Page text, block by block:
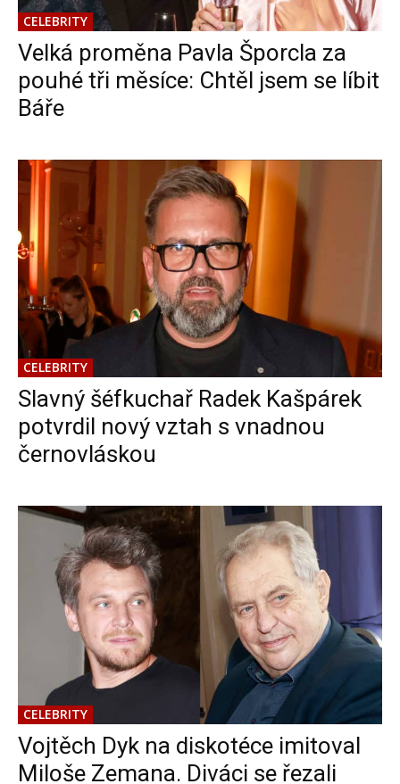
CELEBRITY
Velká proměna Pavla Šporcla za
pouhé tři měsíce: Chtěl jsem se líbit
Báře
CELEBRITY
Slavný šéfkuchař Radek Kašpárek
potvrdil nový vztah s vnadnou
černovláskou
CELEBRITY
Vojtěch Dyk na diskotéce imitoval
Miloše Zemana. Diváci se řezali